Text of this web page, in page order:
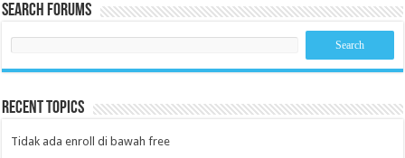
Search Forums
Recent Topics
Tidak ada enroll di bawah free